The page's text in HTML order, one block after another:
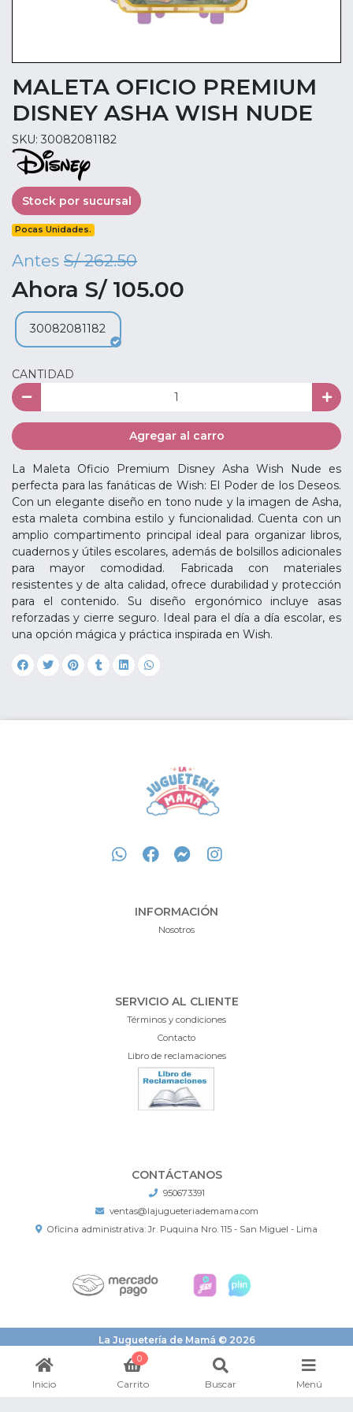
MALETA OFICIO PREMIUM
DISNEY ASHA WISH NUDE
SKU: 30082081182
Stock por sucursal
Pocas Unidades.
Antes S/ 262.50
Ahora S/ 105.00
30082081182
CANTIDAD
Agregar al carro
La Maleta Oficio Premium Disney Asha Wish Nude es
perfecta para las fanáticas de Wish: El Poder de los Deseos.
Con un elegante diseño en tono nude y la imagen de Asha,
esta maleta combina estilo y funcionalidad. Cuenta con un
amplio compartimento principal ideal para organizar libros,
cuadernos y útiles escolares, además de bolsillos adicionales
para mayor comodidad. Fabricada con materiales
resistentes y de alta calidad, ofrece durabilidad y protección
para el contenido. Su diseño ergonómico incluye asas
reforzadas y cierre seguro. Ideal para el día a día escolar, es
una opción mágica y práctica inspirada en Wish.
INFORMACIÓN
Nosotros
SERVICIO AL CLIENTE
Términos y condiciones
Contacto
Libro de reclamaciones
CONTÁCTANOS
950673391
ventas@lajugueteriademama.com
Oficina administrativa: Jr. Puquina Nro. 115 - San Miguel - Lima
La Juguetería de Mamá © 2026
¿Te gusta mi tienda? Yo vendo con
Inicio
0
Carrito Buscar Menú